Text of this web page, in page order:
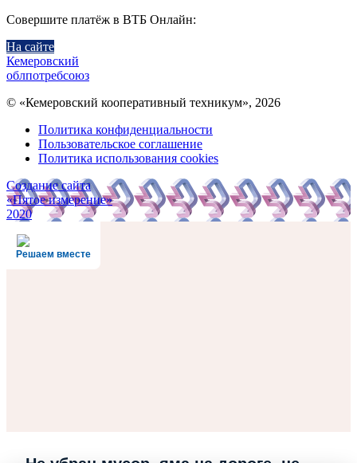
Совершите платёж в ВТБ Онлайн:
На сайте
Кемеровский
облпотребсоюз
© «Кемеровский кооперативный техникум», 2026
Политика конфиденциальности
Пользовательское соглашение
Политика использования cookies
Создание сайта
«Пятое измерение»
2020
Решаем вместе